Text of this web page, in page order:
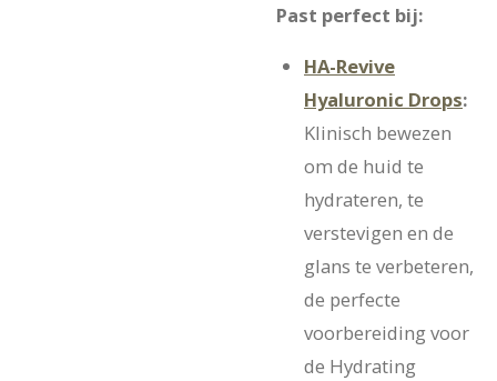
Past perfect bij:
HA-Revive
Hyaluronic Drops:
Klinisch bewezen
om de huid te
hydrateren, te
verstevigen en de
glans te verbeteren,
de perfecte
voorbereiding voor
de Hydrating